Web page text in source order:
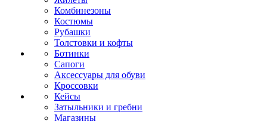
Комбинезоны
Костюмы
Рубашки
Толстовки и кофты
Ботинки
Сапоги
Аксессуары для обуви
Кроссовки
Кейсы
Затыльники и гребни
Магазины